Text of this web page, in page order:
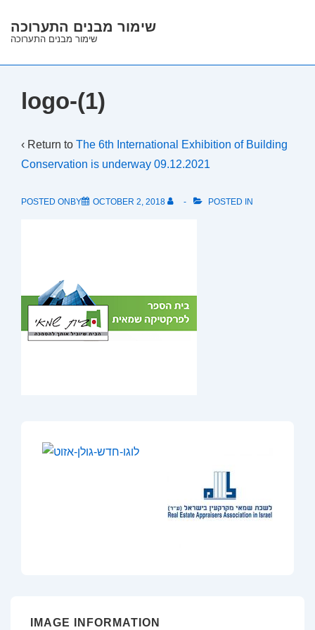
Skip
Main
שימור מבנים התערוכה
שימור מבנים התערוכה
logo-(1)
‹ Return to The 6th International Exhibition of Building
Conservation is underway 09.12.2021
POSTED ONBY OCTOBER 2, 2018 POSTED IN
IMAGE INFORMATION